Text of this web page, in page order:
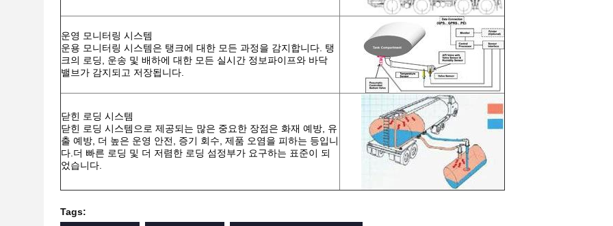
운영 모니터링 시스템
운용 모니터링 시스템은 탱크에 대한 모든 과정을 감지합니다. 탱
크의 로딩, 운송 및 배하에 대한 모든 실시간 정보파이프와 바닥
밸브가 감지되고 저장됩니다.
닫힌 로딩 시스템
닫힌 로딩 시스템으로 제공되는 많은 중요한 장점은 화재 예방, 유
출 예방, 더 높은 운영 안전, 증기 회수, 제품 오염을 피하는 등입니
다.더 빠른 로딩 및 더 저렴한 로딩 섬정부가 요구하는 표준이 되
었습니다.
Tags: